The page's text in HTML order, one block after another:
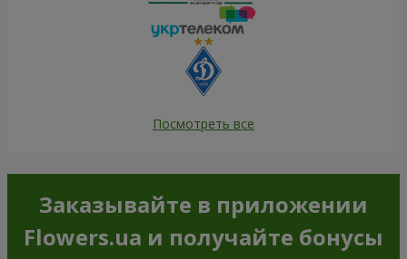
Посмотреть все
Заказывайте в приложении
Flowers.ua и получайте бонусы